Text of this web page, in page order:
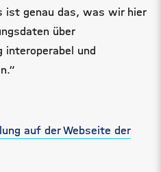
ist genau das, was wir hier
über
interoperabel und
auf der Webseite der